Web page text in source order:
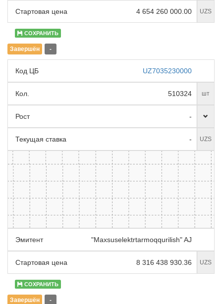
Стартовая цена 4 654 260 000.00 UZS
СОХРАНИТЬ
Завершён -
Код ЦБ UZ7035230000
Кол. 510324 шт
Рост -
Текущая ставка - UZS
Эмитент "Maxsuselektrtarmoqqurilish" AJ
Стартовая цена 8 316 438 930.36 UZS
СОХРАНИТЬ
Завершён -